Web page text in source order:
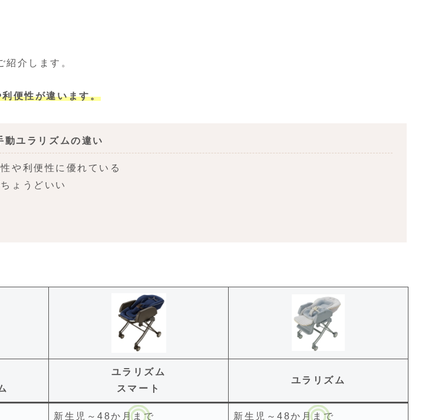
介します。
便性が違います。
動ユラリズムの違い
や利便性に優れている
ょうどいい
ユラリズム
スマート
ユラリズム
新生児～48か月まで 新生児～48か月まで